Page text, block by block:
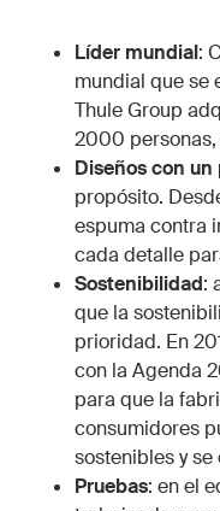
Líder mundial:
mundial que se
Thule Group
2000 personas,
Diseños con
propósito.
espuma contra
cada detalle
Sostenibilidad:
que la
prioridad. En
con la Agenda
para que la
consumidores
sostenibles y
Pruebas: en el